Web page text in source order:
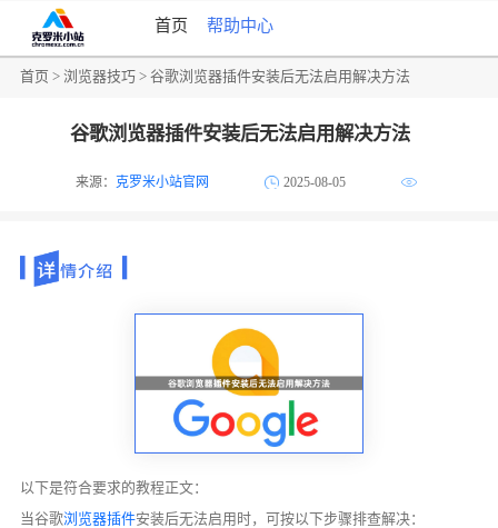
首页 帮助中心
首页 >浏览器技巧 > 谷歌浏览器插件安装后无法启用解决方法
谷歌浏览器插件安装后无法启用解决方法
来源：克罗米小站官网 2025-08-05
以下是符合要求的教程正文：
当谷歌浏览器插件安装后无法启用时，可按以下步骤排查解决：